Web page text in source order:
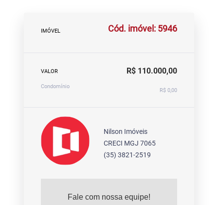
IMÓVEL Cód. imóvel: 5946
VALOR R$ 110.000,00
Condomínio
R$ 0,00
Nilson Imóveis
CRECI MGJ 7065
(35) 3821-2519
Fale com nossa equipe!